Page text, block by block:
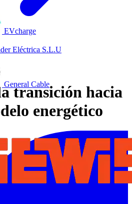
EVcharge
Eléctrica S.L.U
General Cable
transición hacia
energético